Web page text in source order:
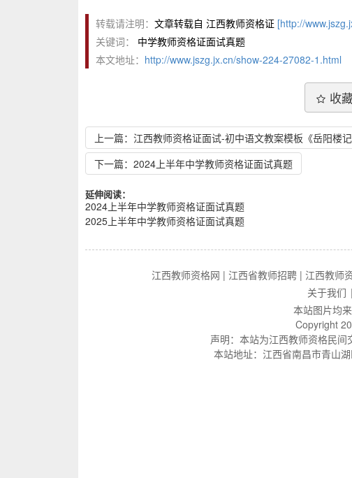
转载请注明： 文章转载自 江西教师资格证 [http://
关键词：
中学教师资格证面试真题
本文地址： http://www.jszg.jx.cn/show-224-27082-1.html
收
上一篇：江西教师资格证面试-初中语文教案模板《岳阳楼记
下一篇：2024上半年中学教师资格证面试真题
延伸阅读：
2024上半年中学教师资格证面试真题
2025上半年中学教师资格证面试真题
江西教师资格网 | 江西省教师招聘 | 江西教师
关于我们 |
本站图片均
Copyright
声明：本站为江西教师资格民间
本站地址：江西省南昌市青山